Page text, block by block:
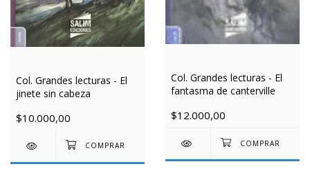
Col. Grandes lecturas - El
jinete sin cabeza
$10.000,00
Col. Grandes lecturas - El
fantasma de canterville
$12.000,00